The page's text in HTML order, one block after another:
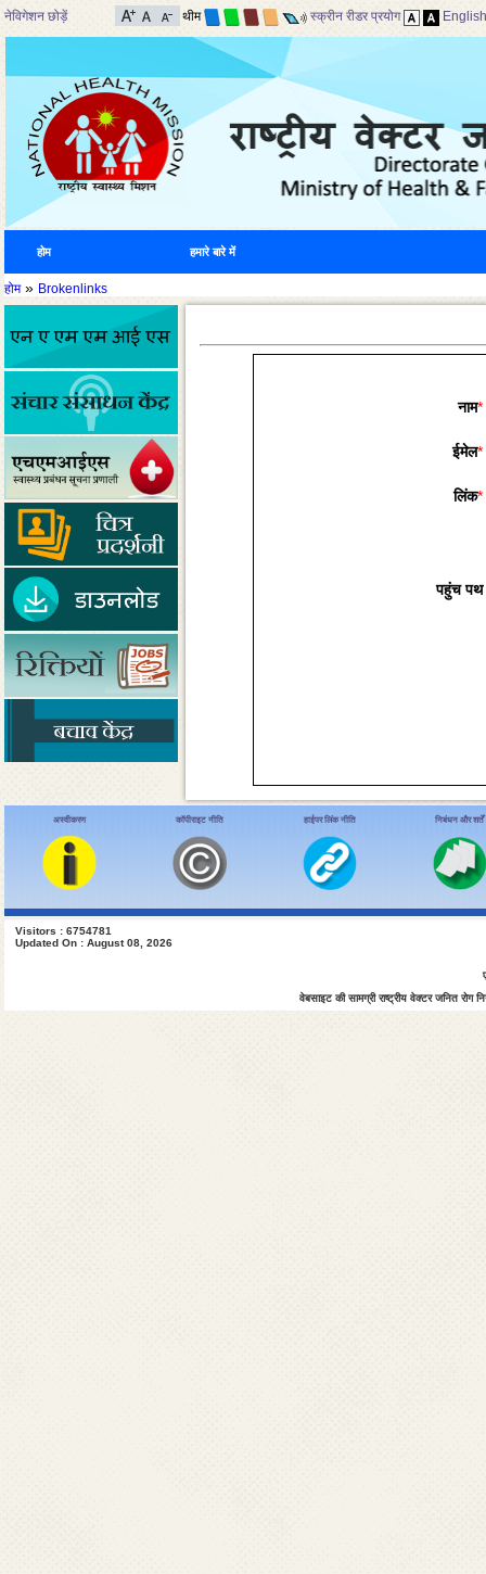
नेविगेशन छोड़ें थीम स्क्रीन रीडर प्रयोग English
होम हमारे बारे में
होम» Brokenlinks
नाम*
ईमेल*
लिंक*
पहुंच पथ
अस्वीकरण कॉपीराइट नीति हाईपर लिंक नीति निबंधन और शर्तें
Visitors : 6754781
Updated On : August 08, 2026
वेबसाइट की सामग्री राष्ट्रीय वेक्टर जनित रोग